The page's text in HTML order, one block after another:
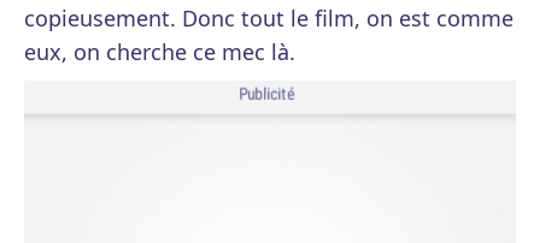
copieusement. Donc tout le film, on est comme
eux, on cherche ce mec là.
Publicité